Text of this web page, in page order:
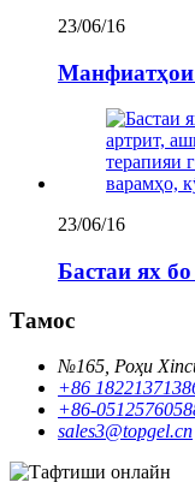
23/06/16
Манфиатҳои
23/06/16
Бастаи ях
Тамос
№165, Роҳи
+86
+86-
sales3@topgel.cn